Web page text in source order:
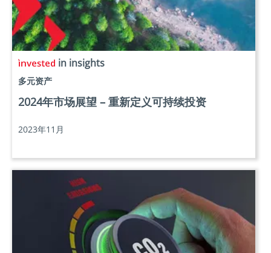
in insights
多元资产
2024年市场展望 – 重新定义可持续投资
2023年11月